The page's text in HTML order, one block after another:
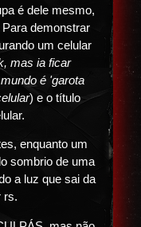
é dele mesmo,
demonstrar
um celular
mas ia ficar
é 'garota
) e o título
enquanto um
sombrio de uma
a luz que sai da
rs.